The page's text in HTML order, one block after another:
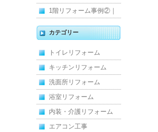
ン防水工事
備住宅リフォーム
1階リフォーム事例②｜
キッチン・床・収納を一
新し、扉新設で動線を整
えた全面改修
カテゴリー
トイレリフォーム
キッチンリフォーム
洗面所リフォーム
浴室リフォーム
内装・介護リフォーム
エアコン工事